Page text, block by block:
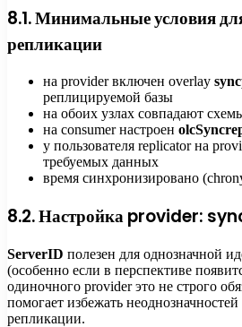
8.1. Минимальные условия
репликации
на provider включен overlay
реплицируемой базы
на обоих узлах совпадают
на consumer настроен
у пользователя replicator на
требуемых данных
время синхронизировано
8.2. Настройка provider:
ServerID полезен для однозначной
(особенно если в перспективе
одиночного provider это не строго
помогает избежать
репликации.